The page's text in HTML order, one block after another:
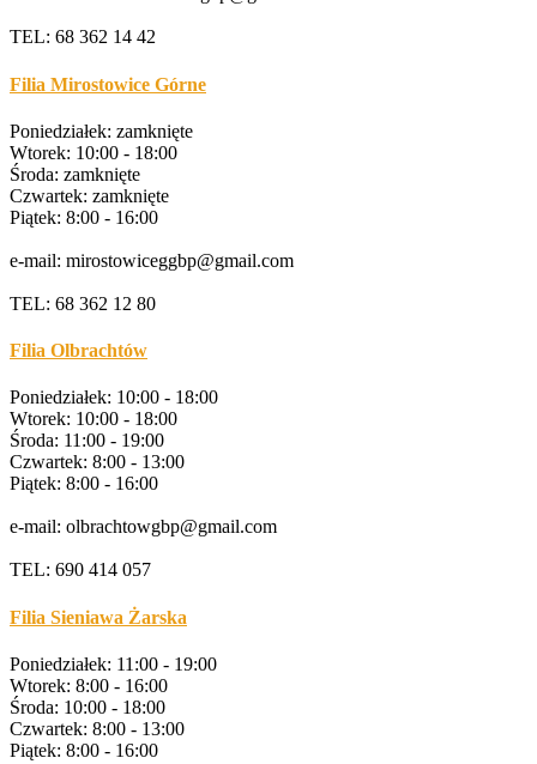
TEL: 68 362 14 42
Filia Mirostowice Górne
Poniedziałek: zamknięte
Wtorek: 10:00 - 18:00
Środa: zamknięte
Czwartek: zamknięte
Piątek: 8:00 - 16:00
e-mail: mirostowiceggbp@gmail.com
TEL: 68 362 12 80
Filia Olbrachtów
Poniedziałek: 10:00 - 18:00
Wtorek: 10:00 - 18:00
Środa: 11:00 - 19:00
Czwartek: 8:00 - 13:00
Piątek: 8:00 - 16:00
e-mail: olbrachtowgbp@gmail.com
TEL: 690 414 057
Filia Sieniawa Żarska
Poniedziałek: 11:00 - 19:00
Wtorek: 8:00 - 16:00
Środa: 10:00 - 18:00
Czwartek: 8:00 - 13:00
Piątek: 8:00 - 16:00